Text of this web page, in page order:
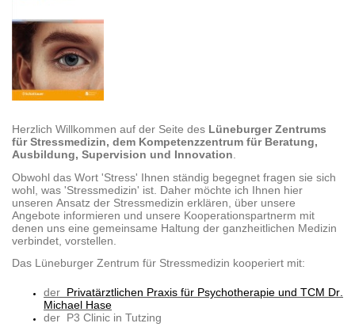
Herzlich Willkommen auf der Seite des Lüneburger Zentrums
für Stressmedizin, dem Kompetenzzentrum für Beratung,
Ausbildung, Supervision und Innovation
Obwohl das Wort 'Stress' Ihnen ständig begegnet fragen sie sich
wohl, was 'Stressmedizin' ist. Daher möchte ich Ihnen hier
unseren Ansatz der Stressmedizin erklären, über unsere
Angebote informieren und unsere Kooperationspartnerm mit
denen uns eine gemeinsame Haltung der ganzheitlichen Medizin
verbindet, vorstellen.
Das Lüneburger Zentrum für Stressmedizin kooperiert mit:
der Privatärztlichen Praxis für Psychotherapie und TCM Dr.
Michael Hase
der P3 Clinic in Tutzing